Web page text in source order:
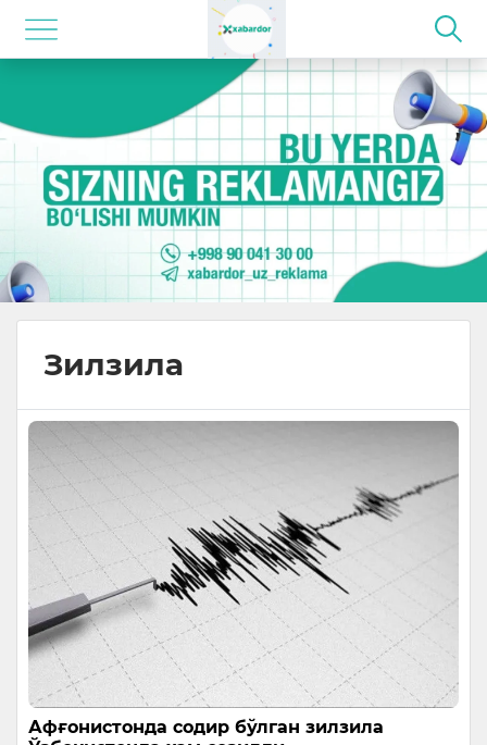
Зилзила
Афғонистонда содир бўлган зилзила